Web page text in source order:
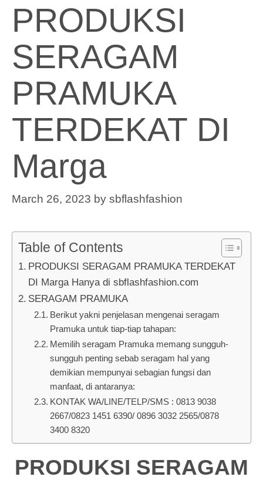
PRODUKSI
SERAGAM
PRAMUKA
TERDEKAT DI
Marga
March 26, 2023 by sbflashfashion
Table of Contents
PRODUKSI SERAGAM PRAMUKA TERDEKAT
DI Marga Hanya di sbflashfashion.com
SERAGAM PRAMUKA
Berikut yakni penjelasan mengenai seragam
Pramuka untuk tiap-tiap tahapan:
Memilih seragam Pramuka memang sungguh-
sungguh penting sebab seragam hal yang
demikian mempunyai sebagian fungsi dan
manfaat, di antaranya:
KONTAK WA/LINE/TELP/SMS : 0813 9038
2667/0823 1451 6390/ 0896 3032 2565/0878
3400 8320
PRODUKSI SERAGAM